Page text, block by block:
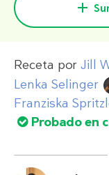
Receta por Jill
Lenka Selinger
Franziska
Probado en